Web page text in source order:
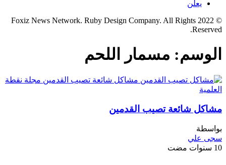
يعلن
© 2022 Foxiz News Network. Ruby Design Company. All Rights
Reserved.
الوسم: مسمار اللحم
مشاكل شائعة تصيب القدمين
بواسطة
سجى علي
10 سنوات مضت